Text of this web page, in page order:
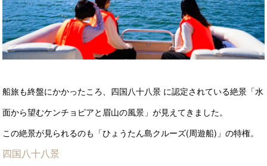
船旅も終盤にかかったころ、四国八十八景 に認定されている絶景「水
面から望むケンチョピアと眉山の風景」が見えてきました。
この絶景が見られるのも「ひょうたん島クルーズ(周遊船)」の特権。
四国八十八景